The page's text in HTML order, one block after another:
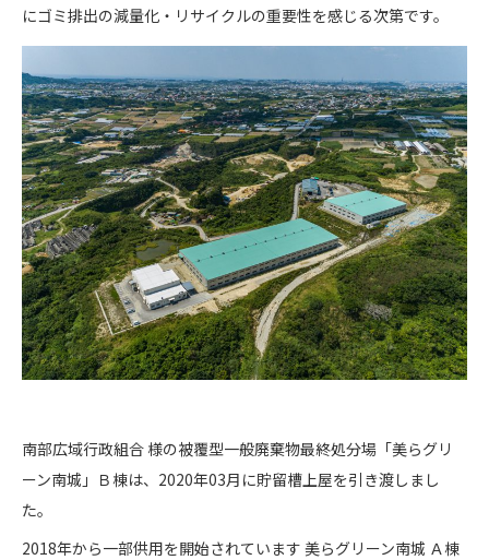
にゴミ排出の減量化・リサイクルの重要性を感じる次第です。
南部広域行政組合 様の被覆型一般廃棄物最終処分場「美らグリ
ーン南城」Ｂ棟は、2020年03月に貯留槽上屋を引き渡しまし
た。
2018年から一部供用を開始されています 美らグリーン南城 Ａ棟